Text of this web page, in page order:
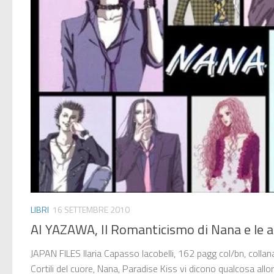
LIBRI 16 SETTEMBRE 2010
AI YAZAWA, Il Romanticismo di Nana e le
JAPAN FILES Ilaria Capasso Iacobelli, 162 pagg col/bn,
Cortili del cuore, Nana, Paradise Kiss vi dicono qualcosa